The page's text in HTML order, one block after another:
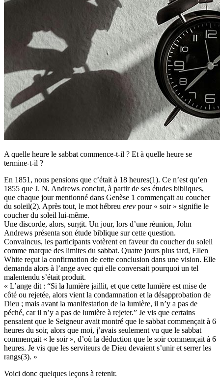
A quelle heure le sabbat commence-t-il ? Et à quelle heure se
termine-t-il ?
En 1851, nous pensions que c’était à 18 heures(1). Ce n’est qu’en
1855 que J. N. Andrews conclut, à partir de ses études bibliques,
que chaque jour mentionné dans Genèse 1 commençait au coucher
du soleil(2). Après tout, le mot hébreu erev pour « soir » signifie le
coucher du soleil lui-même.
Une discorde, alors, surgit. Un jour, lors d’une réunion, John
Andrews présenta son étude biblique sur cette question.
Convaincus, les participants votèrent en faveur du coucher du soleil
comme marque des limites du sabbat. Quatre jours plus tard, Ellen
White reçut la confirmation de cette conclusion dans une vision. Elle
demanda alors à l’ange avec qui elle conversait pourquoi un tel
malentendu s’était produit.
« L’ange dit : “Si la lumière jaillit, et que cette lumière est mise de
côté ou rejetée, alors vient la condamnation et la désapprobation de
Dieu ; mais avant la manifestation de la lumière, il n’y a pas de
péché, car il n’y a pas de lumière à rejeter.” Je vis que certains
pensaient que le Seigneur avait montré que le sabbat commençait à 6
heures du soir, alors que moi, j’avais seulement vu que le sabbat
commençait « le soir », d’où la déduction que le soir commençait à 6
heures. Je vis que les serviteurs de Dieu devaient s’unir et serrer les
rangs(3). »
Voici donc quelques leçons à retenir.